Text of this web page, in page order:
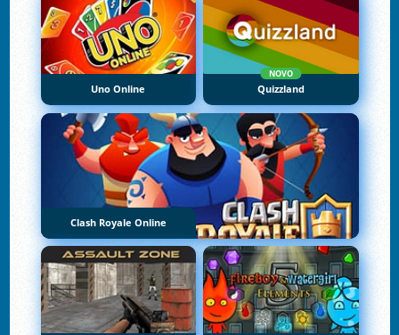
Uno Online
NOVO
Quizzland
Clash Royale Online